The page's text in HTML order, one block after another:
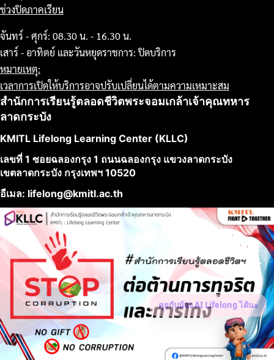
ช่วงปิดภาคเรียน
จันทร์ - ศุกร์: 08.30 น. - 16.30 น.
เสาร์ - อาทิตย์ และวันหยุดราชการ: ปิดบริการ
หมายเหตุ:
เวลาการเปิดให้บริการอาจปรับเปลี่ยนได้ตามความเหมาะสม
สำนักการเรียนรู้ตลอดชีวิตพระจอมเกล้าเจ้าคุณทหาร
ลาดกระบัง
KMITL Lifelong Learning Center (KLLC)
เลขที่ 1 ซอยฉลองกรุง 1 ถนนฉลองกรุง แขวงลาดกระบัง
เขตลาดกระบัง กรุงเทพฯ 10520
อีเมล: lifelong@kmitl.ac.th